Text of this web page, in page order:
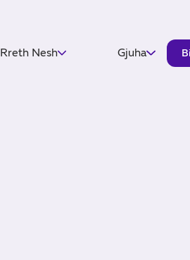
Rreth Nesh Gjuha